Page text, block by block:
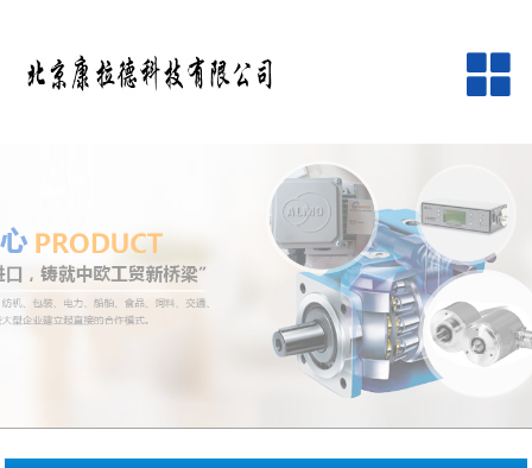
网站首页
公司简介
产品中心
品牌中心
新闻资讯
客户服务